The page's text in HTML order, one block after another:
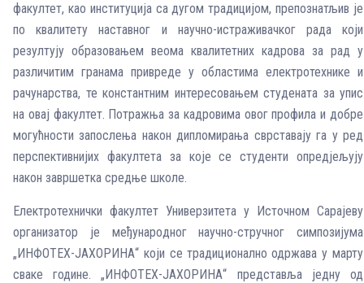
факултет, као институција са дугом традицијом, препознатљив је
по квалитету наставног и научно-истраживачког рада који
резултују образовањем веома квалитетних кадрова за рад у
различитим гранама привреде у областима електротехнике и
рачунарства, те константним интересовањем студената за упис
на овај факултет. Потражња за кадровима овог профила и добре
могућности запослења након дипломирања сврставају га у ред
перспективнијих факултета за које се студенти опредјељују
након завршетка средње школе.
Електротехнички факултет Универзитета у Источном Сарајеву
организатор је међунарoдног научно-стручног симпозијумa
„ИНФОТЕХ-ЈАХОРИНА“ који се традиционално одржава у марту
сваке године. „ИНФОТЕХ-ЈАХОРИНА“ представља једну од